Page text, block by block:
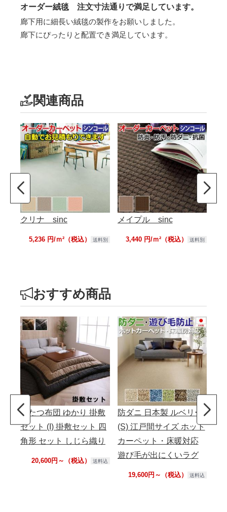
オーダー絨毯 注文寸法通りで満足しています。
廊下用に細長い絨毯の製作をお願いしました。
廊下にぴったりと配置でき満足しています。
関連商品
クリナ sinc
5,236 円/ｍ²（税込） 送料別
メイプル sinc
3,440 円/ｍ²（税込） 送料別
おすすめ商品
こたつ布団 ゆかり 掛敷
セット (I) 掛敷セット 四
角形 セット しじら織り
20,600円～（税込） 送料込
防ダニ 日本製 ルベリー
(S) 江戸間サイズ ホット
カーペット・床暖対応
遊び毛が出にくいラグ
19,600円～（税込） 送料込
ー